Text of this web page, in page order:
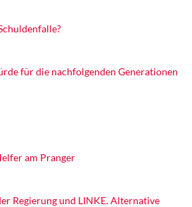
für die nachfolgenden Generationen
am Pranger
Regierung und LINKE. Alternative